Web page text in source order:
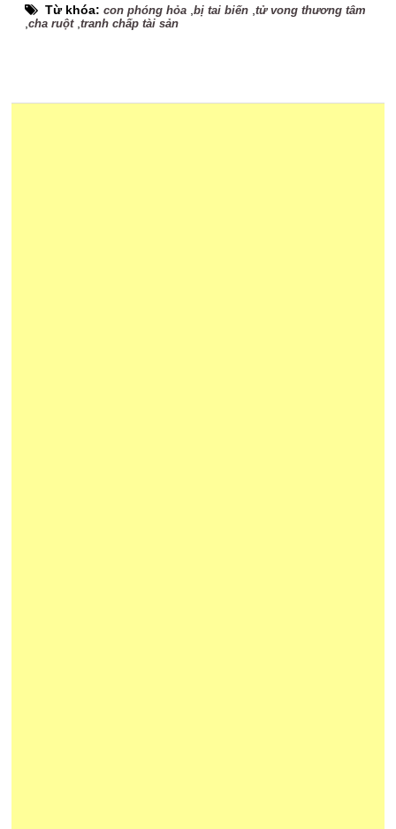
Từ khóa:con phóng hỏa ,bị tai biến ,tử vong thương tâm
,cha ruột,tranh chấp tài sản